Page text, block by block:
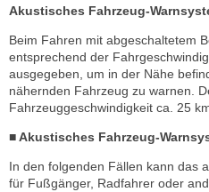
Akustisches Fahrzeug-
Beim Fahren mit abgeschaltetem
entsprechend der
ausgegeben, um in der Nähe
nähernden Fahrzeug zu warnen.
Fahrzeuggeschwindigkeit ca. 25
■ Akustisches Fahrzeug-
In den folgenden Fällen kann das
für Fußgänger, Radfahrer oder